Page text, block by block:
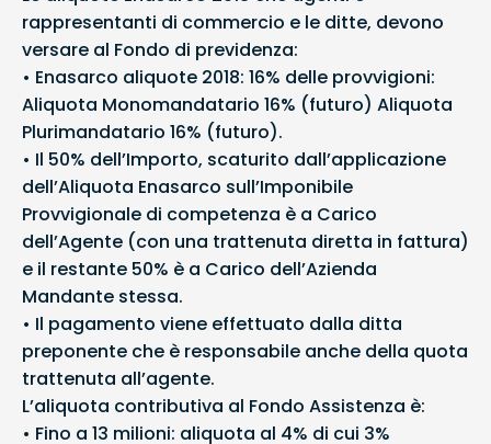
rappresentanti di commercio e le ditte, devono
versare al Fondo di previdenza:
• Enasarco aliquote 2018: 16% delle provvigioni:
Aliquota Monomandatario 16% (futuro) Aliquota
Plurimandatario 16% (futuro).
• Il 50% dell’Importo, scaturito dall’applicazione
dell’Aliquota Enasarco sull’Imponibile
Provvigionale di competenza è a Carico
dell’Agente (con una trattenuta diretta in fattura)
e il restante 50% è a Carico dell’Azienda
Mandante stessa.
• Il pagamento viene effettuato dalla ditta
preponente che è responsabile anche della quota
trattenuta all’agente.
L’aliquota contributiva al Fondo Assistenza è:
• Fino a 13 milioni: aliquota al 4% di cui 3%